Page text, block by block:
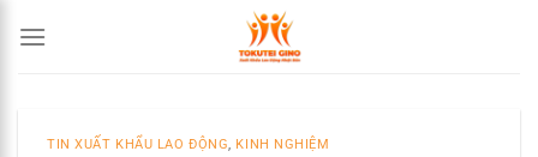
đến
TIN XUẤT KHẨU LAO ĐỘNG, KINH NGHIỆM